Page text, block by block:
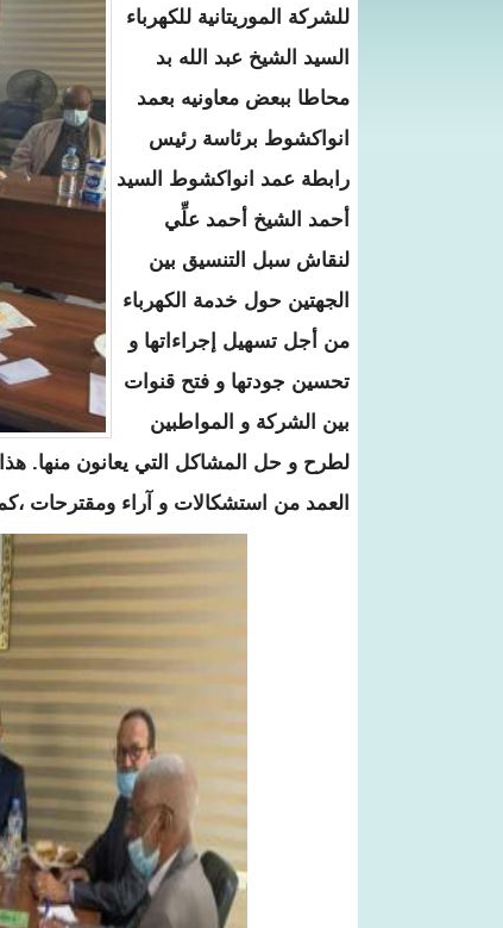
للشركة الموريتانية للكهرباء
السيد الشيخ عبد الله بد
محاطا ببعض معاونيه بعمد
انواكشوط برئاسة رئيس
رابطة عمد انواكشوط السيد
أحمد الشيخ أحمد علِّي
لنقاش سبل التنسيق بين
الجهتين حول خدمة الكهرباء
من أجل تسهيل إجراءاتها و
تحسين جودتها و فتح قنوات
بين الشركة و المواطبين
لطرح و حل المشاكل التي يعانون منها.
العمد من استشكالات و آراء ومقترحات